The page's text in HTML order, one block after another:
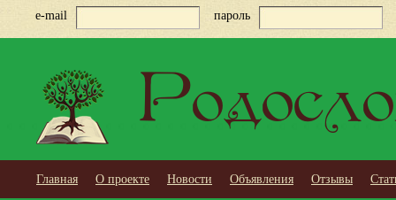
e-mail пароль
Главная О проекте Новости Объявления Отзывы